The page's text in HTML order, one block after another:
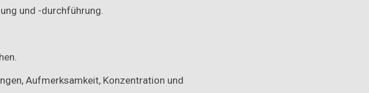
und -durchführung.
Aufmerksamkeit, Konzentration und